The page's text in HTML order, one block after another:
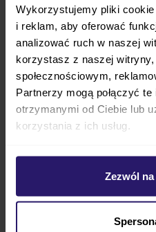
Wykorzystujemy pliki
i reklam, aby oferować
analizować ruch w naszej
korzystasz z naszej
społecznościowym,
Partnerzy mogą połączyć
otrzymanymi od Ciebie lub
korzystania z ich usług.
Zezwól
Parametry